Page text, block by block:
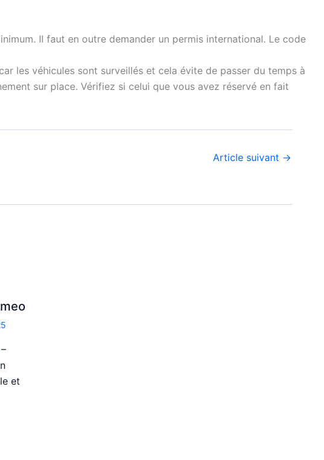
Il faut en outre demander un permis international. Le code
les véhicules sont surveillés et cela évite de passer du temps à
sur place. Vérifiez si celui que vous avez réservé en fait
Article suivant →
et